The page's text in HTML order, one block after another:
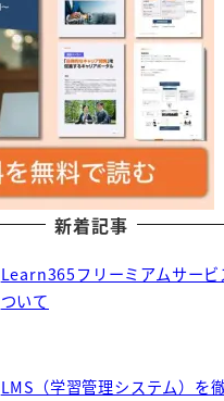
新着記事
Learn365フリーミアムサービ
ついて
LMS（学習管理システム）を